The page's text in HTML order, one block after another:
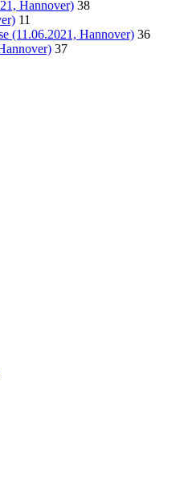
Hannover) 38
11
(11.06.2021, Hannover) 36
37